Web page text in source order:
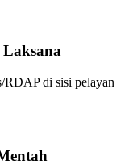
Laksana
RDAP di sisi pelayan